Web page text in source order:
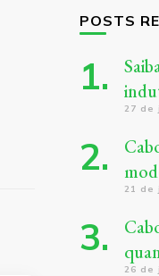
POSTS
27 de
21 de
26 de